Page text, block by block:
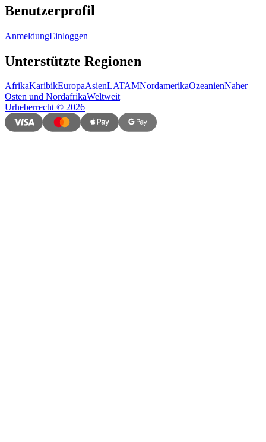
Benutzerprofil
AnmeldungEinloggen
Unterstützte Regionen
AfrikaKaribikEuropaAsienLATAMNordamerikaOzeanienNaher
Osten und NordafrikaWeltweit
Urheberrecht© 2026